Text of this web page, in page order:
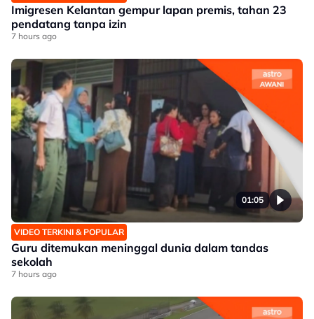
Imigresen Kelantan gempur lapan premis, tahan 23
pendatang tanpa izin
7 hours ago
01:05
VIDEO TERKINI & POPULAR
Guru ditemukan meninggal dunia dalam tandas
sekolah
7 hours ago